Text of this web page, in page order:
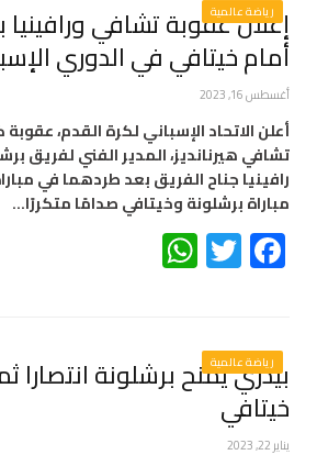
رياضة عالمية
إعلان عقوبة تشافي
أمام خيتافي في الدوري
أغسطس 16, 2023
أعلن الاتحاد الإسباني لكرة القدم،
تشافي هيرنانديز، المدير الفني لفريق
رافينيا جناح الفريق بعد طردهما في
مباراة برشلونة وخيتافي صدامًا متكررًا…
Facebook
Twitter
رياضة عالمية
بيدري يمنح برشلونة انتصارا
خيتافي
يناير 22, 2023